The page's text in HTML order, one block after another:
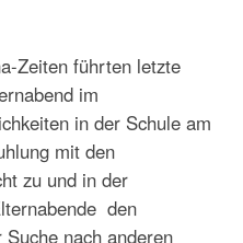
Zeiten führten letzte
im
in der Schule am
mit den
zu und in der
den
nach anderen